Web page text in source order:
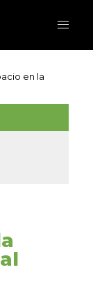
en la